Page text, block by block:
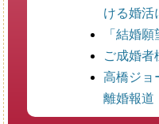
ける婚活
「結婚
ご成婚者
高橋ジョ
離婚報道